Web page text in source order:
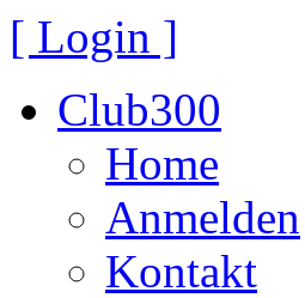
[ Login ]
Club300
Home
Anmelden
Kontakt